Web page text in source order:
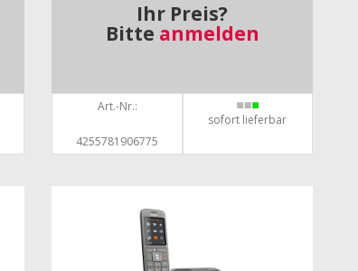
Ihr Preis?
Bitte anmelden
Art.-Nr.:
4255781906775
sofort lieferbar